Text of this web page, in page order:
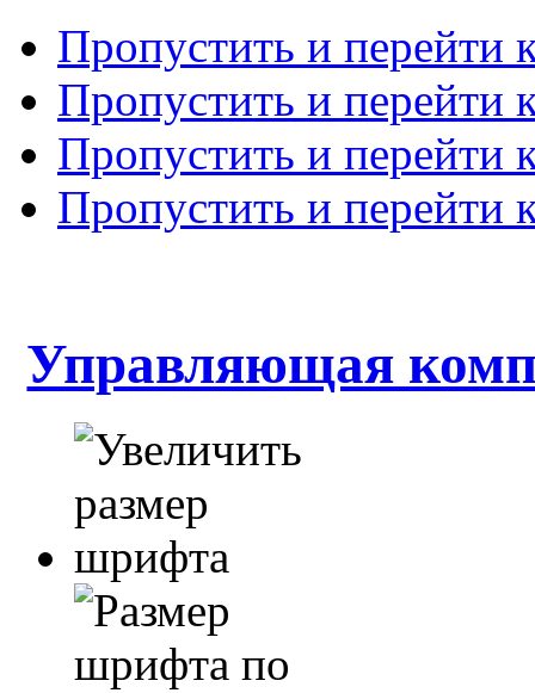
Пропустить и перейти
Пропустить и перейти
Пропустить и перейти
Пропустить и перейти
Управляющая